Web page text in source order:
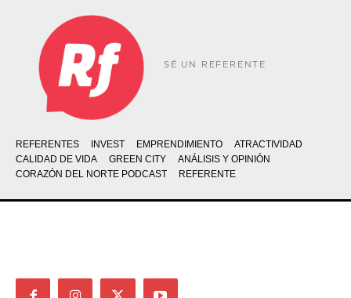
SÉ UN REFERENTE
REFERENTES INVEST EMPRENDIMIENTO
ATRACTIVIDAD
CALIDAD DE VIDA
GREEN CITY
ANÁLISIS Y OPINIÓN
CORAZÓN DEL NORTE PODCAST
REFERENTE